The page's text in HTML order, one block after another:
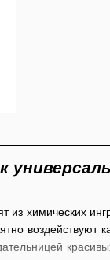
химических
воздействуют